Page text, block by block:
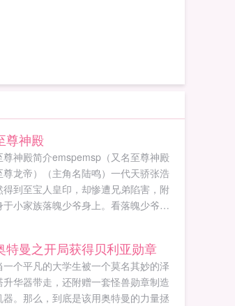
尊神殿
尊神殿简介emspemsp（又名至尊神殿
尊龙帝）（主角名陆鸣）一代天骄张浩
得到至宝人皇印，却惨遭兄弟陷害，附
于小家族落魄少爷身上。看落魄少爷手
特曼之开局获得贝利亚勋章
一个平凡的大学生被一个莫名其妙的泽
升华器带走，还附赠一套怪兽勋章制造
器。那么，到底是该用奥特曼的力量拯